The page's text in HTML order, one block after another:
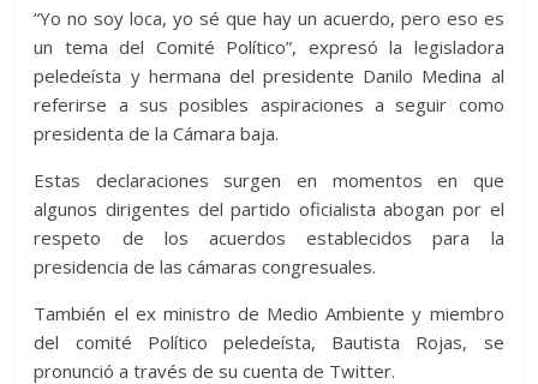
“Yo no soy loca, yo sé que hay un acuerdo, pero eso es
un tema del Comité Político”, expresó la legisladora
peledeísta y hermana del presidente Danilo Medina al
referirse a sus posibles aspiraciones a seguir como
presidenta de la Cámara baja.
Estas declaraciones surgen en momentos en que
algunos dirigentes del partido oficialista abogan por el
respeto de los acuerdos establecidos para la
presidencia de las cámaras congresuales.
También el ex ministro de Medio Ambiente y miembro
del comité Político peledeísta, Bautista Rojas, se
pronunció a través de su cuenta de Twitter.